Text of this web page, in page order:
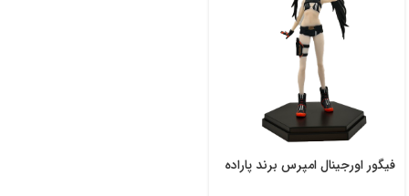
فیگور اورجینال امپرس برند پاراده